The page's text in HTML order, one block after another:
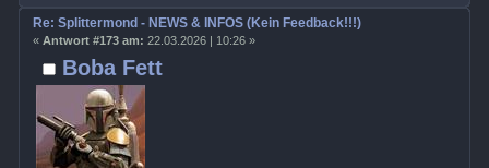
Boba Fett
Re: Splittermond - NEWS & INFOS (Kein Feedback!!!)
« Antwort #173 am: 22.03.2026 | 10:26 »